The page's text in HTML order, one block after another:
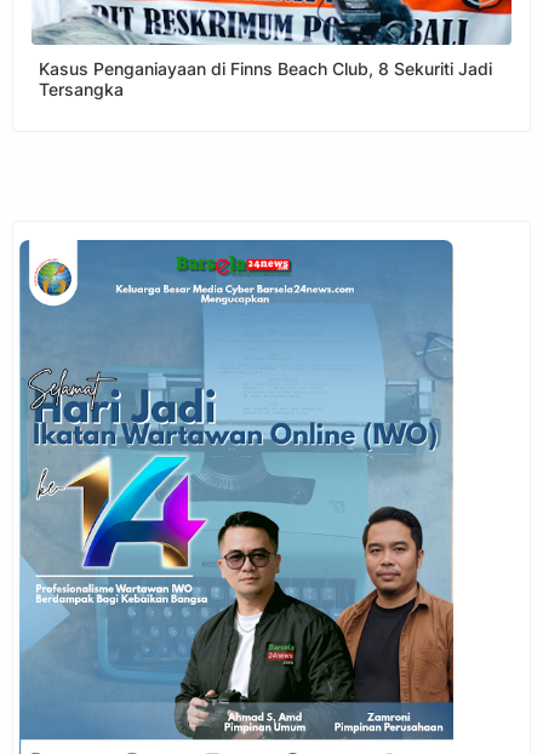
Kasus Penganiayaan di Finns Beach Club, 8 Sekuriti Jadi
Tersangka